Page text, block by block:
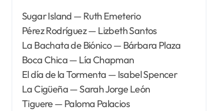
Sugar Island — Ruth Emeterio
Pérez Rodríguez — Lizbeth Santos
La Bachata de Biónico — Bárbara Plaza
Boca Chica — Lía Chapman
El día de la Tormenta — Isabel Spencer
La Cigüeña — Sarah Jorge León
Tiguere — Paloma Palacios